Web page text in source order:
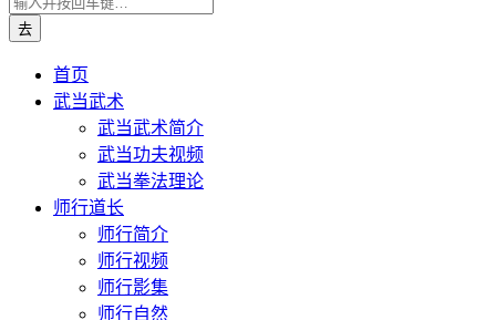
首页
武当武术
武当武术简介
武当功夫视频
武当拳法理论
师行道长
师行简介
师行视频
师行影集
师行自然